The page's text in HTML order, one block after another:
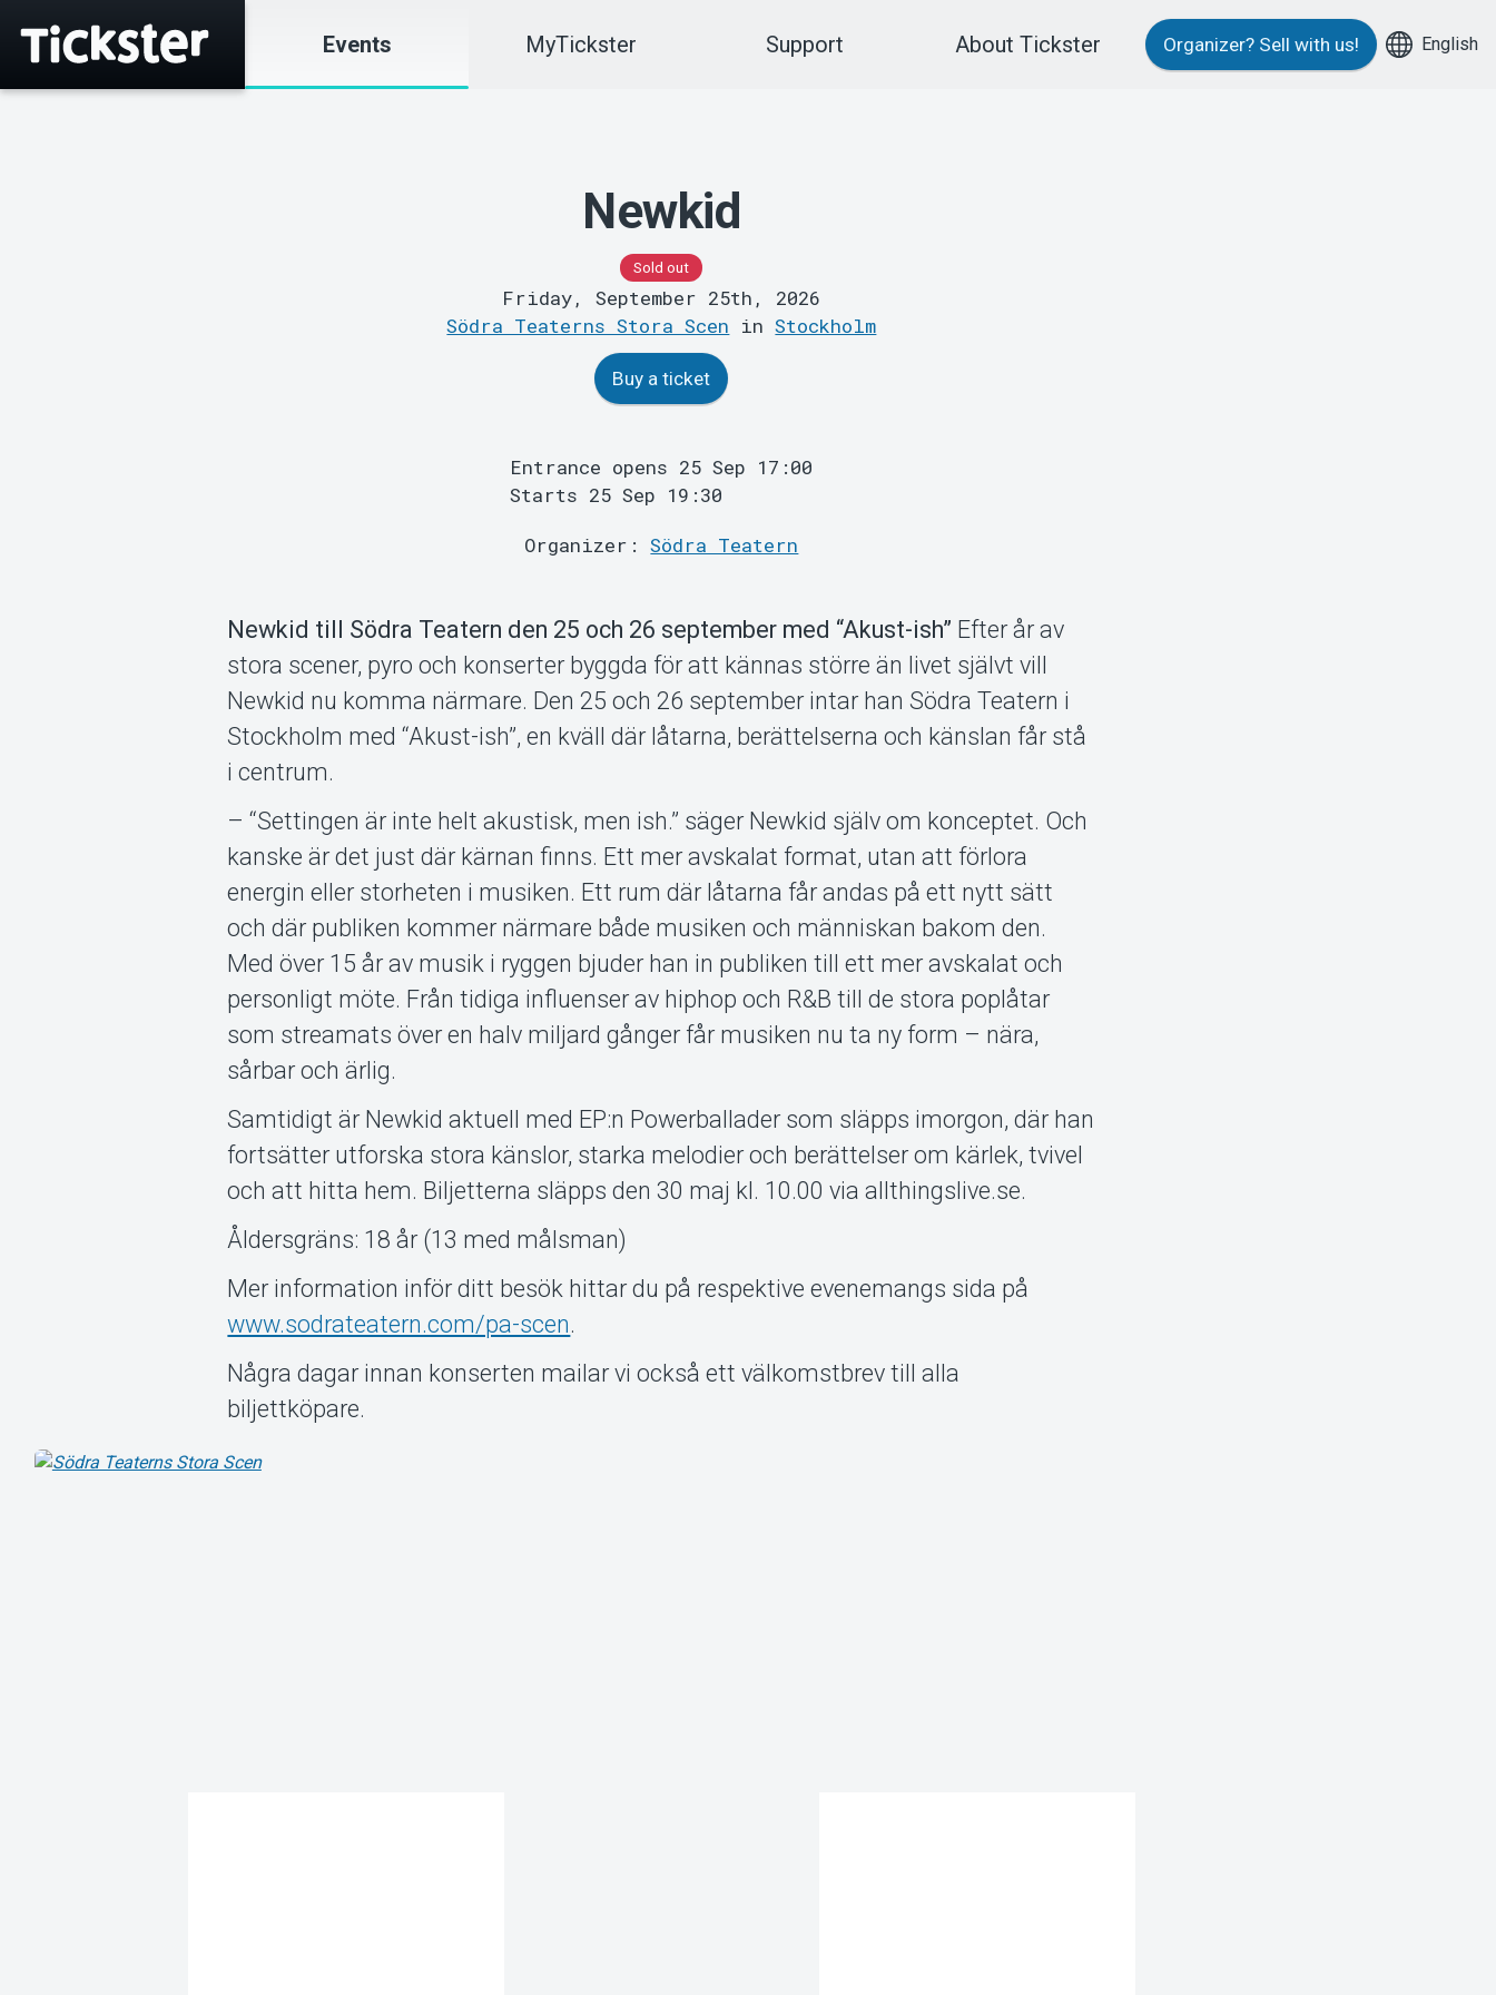
Events MyTickster Support About Tickster Organizer? Sell with us! English
Newkid
Sold out
Friday, September 25th, 2026
Södra Teaterns Stora Scen inStockholm
Buy a ticket
Entrance opens 25 Sep 17:00
Starts 25 Sep 19:30
Organizer:Södra Teatern
Newkid till Södra Teatern den 25 och 26 september med “Akust-ish” Efter år av
stora scener, pyro och konserter byggda för att kännas större än livet självt vill
Newkid nu komma närmare. Den 25 och 26 september intar han Södra Teatern i
Stockholm med “Akust-ish”, en kväll där låtarna, berättelserna och känslan får stå
i centrum.
– “Settingen är inte helt akustisk, men ish.” säger Newkid själv om konceptet. Och
kanske är det just där kärnan finns. Ett mer avskalat format, utan att förlora
energin eller storheten i musiken. Ett rum där låtarna får andas på ett nytt sätt
och där publiken kommer närmare både musiken och människan bakom den.
Med över 15 år av musik i ryggen bjuder han in publiken till ett mer avskalat och
personligt möte. Från tidiga influenser av hiphop och R&B till de stora poplåtar
som streamats över en halv miljard gånger får musiken nu ta ny form – nära,
sårbar och ärlig.
Samtidigt är Newkid aktuell med EP:n Powerballader som släpps imorgon, där han
fortsätter utforska stora känslor, starka melodier och berättelser om kärlek, tvivel
och att hitta hem. Biljetterna släpps den 30 maj kl. 10.00 via allthingslive.se.
Åldersgräns: 18 år (13 med målsman)
Mer information inför ditt besök hittar du på respektive evenemangs sida på
www.sodrateatern.com/pa-scen.
Några dagar innan konserten mailar vi också ett välkomstbrev till alla
biljettköpare.